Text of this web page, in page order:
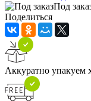
Под
Поделиться
Аккуратно упакуем